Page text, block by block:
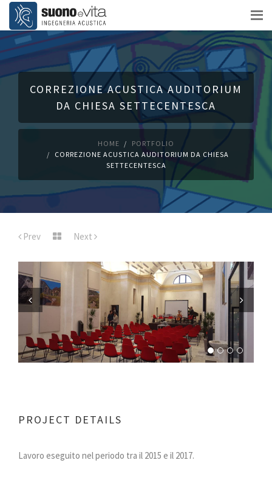
CORREZIONE ACUSTICA AUDITORIUM
DA CHIESA SETTECENTESCA
HOME
PORTFOLIO
CORREZIONE ACUSTICA AUDITORIUM DA CHIESA
SETTECENTESCA
Prev Next
Next
PROJECT DETAILS
Lavoro eseguito nel periodo tra il 2015 e il 2017.